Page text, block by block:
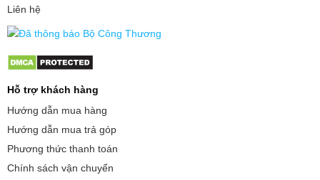
Liên hệ
Hỗ trợ khách hàng
Hướng dẫn mua hàng
Hướng dẫn mua trả góp
Phương thức thanh toán
Chính sách vận chuyển